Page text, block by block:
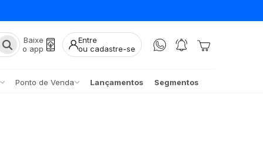
Baixe
o app
Entre
ou cadastre-se
Ponto de Venda Lançamentos Segmentos